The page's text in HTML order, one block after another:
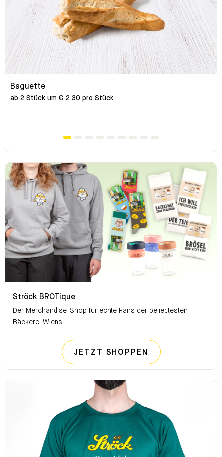
Baguette
ab 2 Stück um € 2,30 pro Stück
Ströck BROTique
Der Merchandise-Shop für echte Fans der beliebtesten
Bäckerei Wiens.
JETZT SHOPPEN STRÖCK